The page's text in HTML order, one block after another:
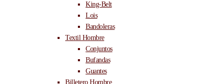
King-Belt
Lois
Bandoleras
Textil Hombre
Conjuntos
Bufandas
Guantes
Billetero Hombre